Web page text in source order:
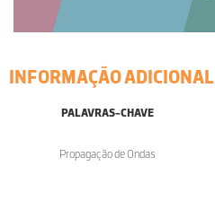
INFORMAÇÃO ADICIONAL
PALAVRAS-CHAVE
Propagação de Ondas